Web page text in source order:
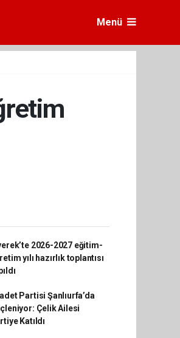
Menü
2026-2027 eğitim-
yılı hazırlık toplantısı
Partisi Şanlıurfa’da
Çelik Ailesi
Katıldı